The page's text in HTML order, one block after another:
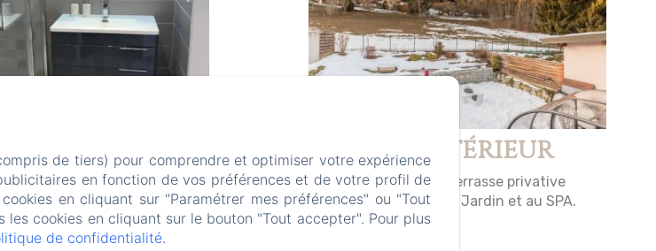
d'Eau
avec douche à
WC.
SPA Extérieur
Accès à une petite terrasse privative
avec table. Accès au Jardin et au SPA.
de tiers) pour comprendre et optimiser votre expérience
en fonction de vos préférences et de votre profil de
en cliquant sur "Paramétrer mes préférences" ou "Tout
cookies en cliquant sur le bouton "Tout accepter". Pour plus
de confidentialité.